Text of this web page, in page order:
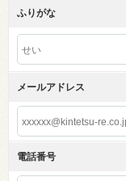
ふりがな
メールアドレス
電話番号